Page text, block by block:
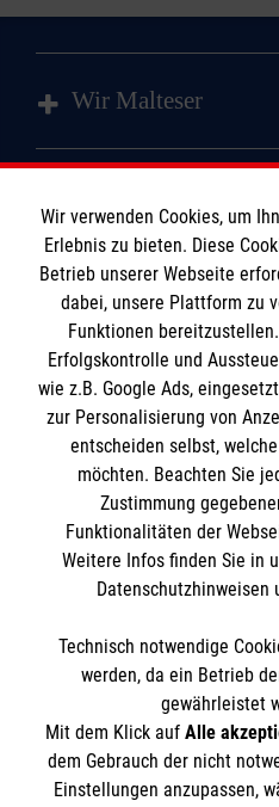
Wir Malteser
Angebote und Leistungen
Mitarbeiten &
Wir Malteser
Informationen
Kontakt
Presse & Medien
Transparenz
Compliance
Impressum
Datenschutz
Malteser online
Malteser in Deutschland
Malteserorden
Malteser International
Mediathek
Sharepoint
Spendenkonto
Empfänger: Malteser
BIC: GENODED 1PA7
Der Malteser Hilfsdienst e.V.
gemeinnützige Organisation
Wir verwenden Cookies, um
Erlebnis zu bieten. Diese
Betrieb unserer Webseite
dabei, unsere Plattform zu
Funktionen
Erfolgskontrolle und
wie z.B. Google Ads,
zur Personalisierung von
entscheiden selbst,
möchten. Beachten Sie
Zustimmung
Funktionalitäten der
Weitere Infos finden Sie in
Datenschutzhinweisen
Technisch notwendige
werden, da ein Betrieb
gewährleistet
Mit dem Klick auf Alle
dem Gebrauch der nicht
Einstellungen anzupassen,